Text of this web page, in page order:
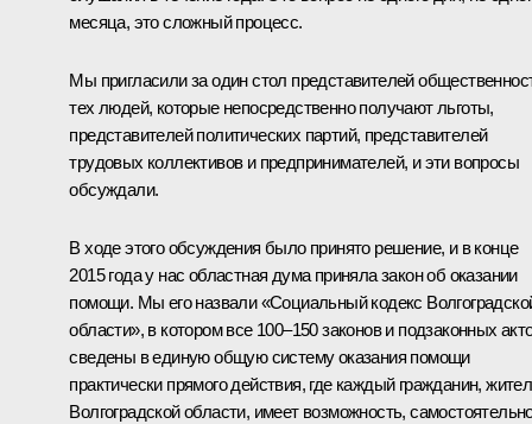
месяца, это сложный процесс.
Мы пригласили за один стол представителей
тех людей, которые непосредственно получают льготы,
представителей политических партий, представителей
трудовых коллективов и предпринимателей, и эти вопросы
обсуждали.
В ходе этого обсуждения было принято решение, и в конце
2015 года у нас областная дума приняла закон об оказании
помощи. Мы его назвали «Социальный кодекс
области», в котором все 100–150 законов и подзаконных
сведены в единую общую систему оказания помощи
практически прямого действия, где каждый гражданин,
Волгоградской области, имеет возможность,